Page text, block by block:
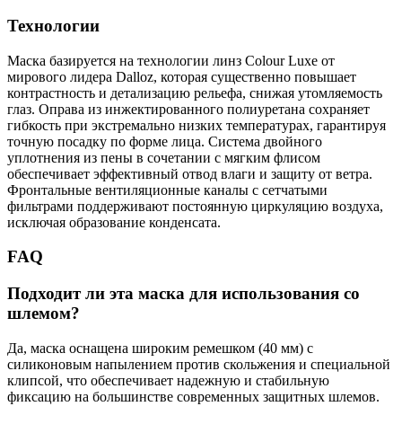
Технологии
Маска базируется на технологии линз Colour Luxe от
мирового лидера Dalloz, которая существенно повышает
контрастность и детализацию рельефа, снижая утомляемость
глаз. Оправа из инжектированного полиуретана сохраняет
гибкость при экстремально низких температурах, гарантируя
точную посадку по форме лица. Система двойного
уплотнения из пены в сочетании с мягким флисом
обеспечивает эффективный отвод влаги и защиту от ветра.
Фронтальные вентиляционные каналы с сетчатыми
фильтрами поддерживают постоянную циркуляцию воздуха,
исключая образование конденсата.
FAQ
Подходит ли эта маска для использования со
шлемом?
Да, маска оснащена широким ремешком (40 мм) с
силиконовым напылением против скольжения и специальной
клипсой, что обеспечивает надежную и стабильную
фиксацию на большинстве современных защитных шлемов.